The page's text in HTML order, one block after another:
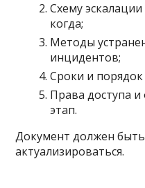
Схему
когда;
Методы
инцидентов;
Сроки и порядок
Права доступа
этап.
Документ должен быть
актуализироваться.